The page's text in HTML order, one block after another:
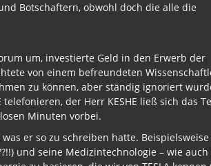
Botschaftern, obwohl doch die alle die
um, investierte Geld in den Erwerb der
von einem befreundeten
zu können, aber ständig ignoriert
der Herr KESHE ließ sich das
Minuten vorbei.
er so zu schreiben hatte.
und seine Medizintechnologie – wie auch